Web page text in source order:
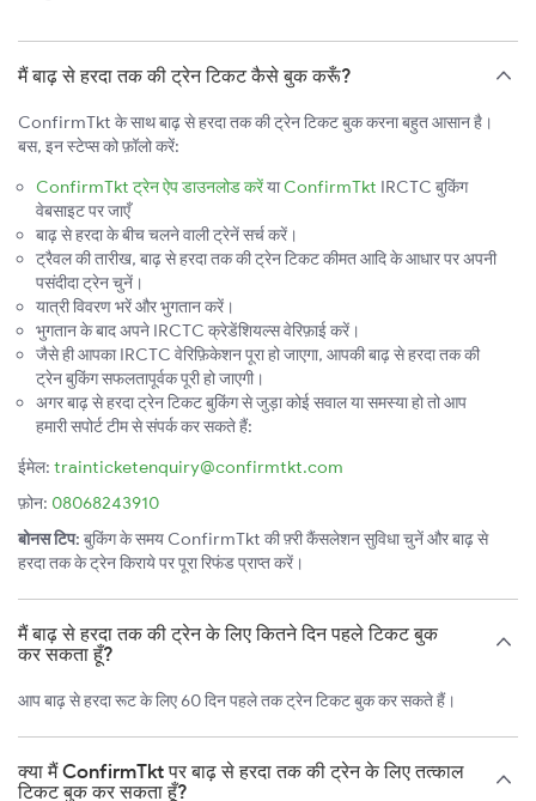
मैं बाढ़ से हरदा तक की ट्रेन टिकट कैसे बुक करूँ?
ConfirmTkt के साथ बाढ़ से हरदा तक की ट्रेन टिकट बुक करना बहुत आसान है।
बस, इन स्टेप्स को फ़ॉलो करें:
ConfirmTkt ट्रेन ऐप डाउनलोड करेंयाConfirmTkt IRCTC बुकिंग
वेबसाइट पर जाएँ
बाढ़ से हरदा के बीच चलने वाली ट्रेनें सर्च करें।
ट्रैवल की तारीख, बाढ़ से हरदा तक की ट्रेन टिकट कीमत आदि के आधार पर अपनी
पसंदीदा ट्रेन चुनें।
यात्री विवरण भरें और भुगतान करें।
भुगतान के बाद अपने IRCTC क्रेडेंशियल्स वेरिफ़ाई करें।
जैसे ही आपका IRCTC वेरिफ़िकेशन पूरा हो जाएगा, आपकी बाढ़ से हरदा तक की
ट्रेन बुकिंग सफलतापूर्वक पूरी हो जाएगी।
अगर बाढ़ से हरदा ट्रेन टिकट बुकिंग से जुड़ा कोई सवाल या समस्या हो तो आप
हमारी सपोर्ट टीम से संपर्क कर सकते हैं:
ईमेल: trainticketenquiry@confirmtkt.com
फ़ोन: 08068243910
बोनस टिप: बुकिंग के समय ConfirmTkt की फ़्री कैंसलेशन सुविधा चुनें और बाढ़ से
हरदा तक के ट्रेन किराये पर पूरा रिफंड प्राप्त करें।
मैं बाढ़ से हरदा तक की ट्रेन के लिए कितने दिन पहले टिकट बुक
कर सकता हूँ?
आप बाढ़ से हरदा रूट के लिए 60 दिन पहले तक ट्रेन टिकट बुक कर सकते हैं।
क्या मैं ConfirmTkt पर बाढ़ से हरदा तक की ट्रेन के लिए तत्काल
टिकट बुक कर सकता हूँ?